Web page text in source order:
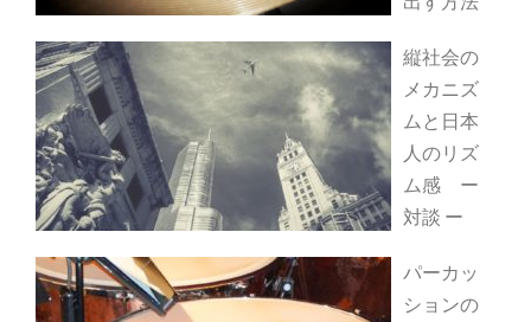
縦社会の
メカニズ
ムと日本
人のリズ
ム感 ー
対談 ー
パーカッ
ションの